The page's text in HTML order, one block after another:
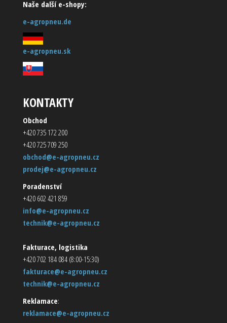
Naše další e-shopy:
e-agropneu.de
e-agropneu.sk
KONTAKTY
Obchod
+420 735 172 200
+420 725 709 250
obchod@e-agropneu.cz
prodej@e-agropneu.cz
Poradenství
+420 602 421 859
info@e-agropneu.cz
technik@e-agropneu.cz
Fakturace, logistika
+420 702 184 084 (8:00-15:30)
fakturace@e-agropneu.cz
technik@e-agropneu.cz
Reklamace:
reklamace@e-agropneu.cz